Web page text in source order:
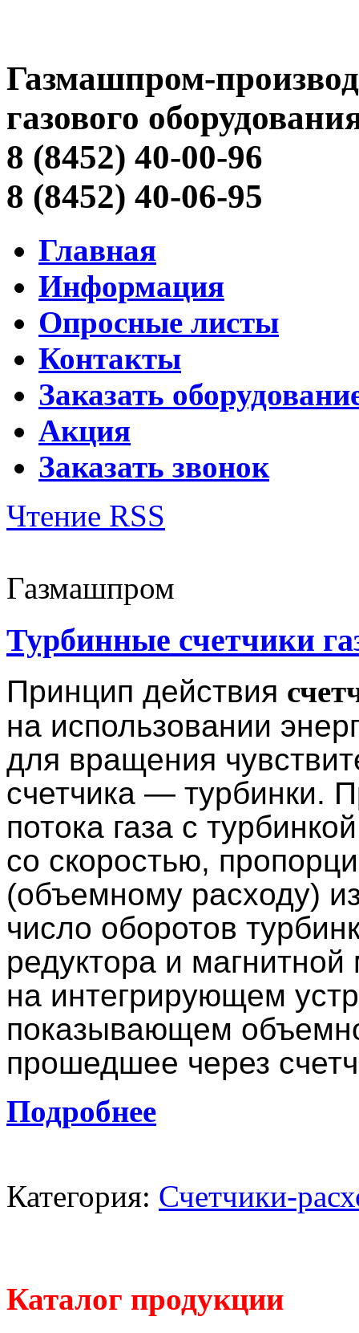
Газмашпром-
газового
8 (8452) 40-00-96
8 (8452) 40-06-95
Главная
Информация
Опросные листы
Контакты
Заказать
Акция
Заказать звонок
Чтение RSS
Газмашпром
Турбинные счетчики
Принцип действия
на использовании
для вращения
счетчика — турбинки.
потока газа с
со скоростью,
(объемному расходу)
число оборотов
редуктора и
на интегрирующем
показывающем
прошедшее через
Подробнее
Категория: Счетчики-
Каталог продукции